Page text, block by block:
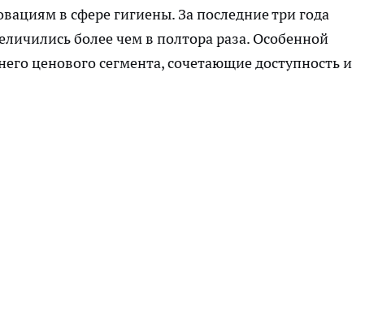
в сфере гигиены. За последние три года
более чем в полтора раза. Особенной
ценового сегмента, сочетающие доступность и